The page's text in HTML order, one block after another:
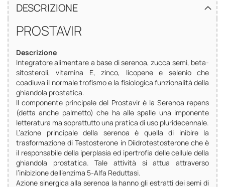
DESCRIZIONE
PROSTAVIR
Descrizione
Integratore alimentare a base di serenoa, zucca semi, beta-
sitosteroli, vitamina E, zinco, licopene e selenio che
coadiuva il normale trofismo e la fisiologica funzionalità della
ghiandola prostatica.
Il componente principale del Prostavir è la Serenoa repens
(detta anche palmetto) che ha alle spalle una imponente
letteratura ma soprattutto una pratica di uso pluridecennale.
L’azione principale della serenoa è quella di inibire la
trasformazione di Testosterone in Diidrotestosterone che è
il responsabile della iperplasia ed ipertrofia delle cellule della
ghiandola prostatica. Tale attività si attua attraverso
l’inibizione dell’enzima 5-Alfa Reduttasi.
Azione sinergica alla serenoa la hanno gli estratti dei semi di